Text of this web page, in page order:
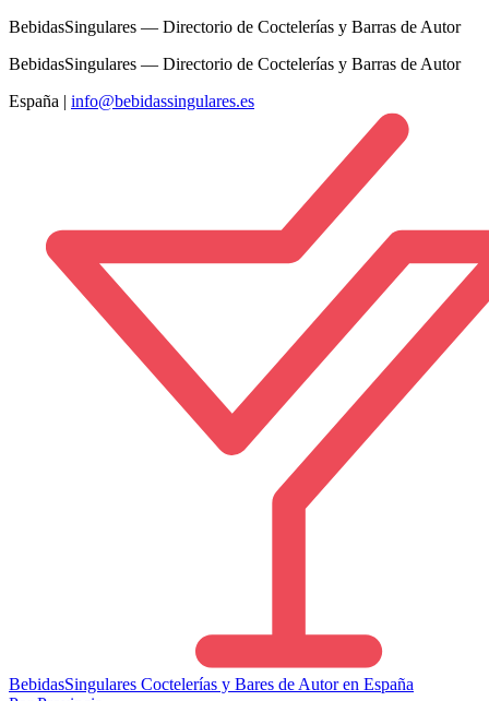
BebidasSingulares — Directorio de Coctelerías y Barras de Autor
BebidasSingulares — Directorio de Coctelerías y Barras de Autor
España | info@bebidassingulares.es
BebidasSingulares Coctelerías y Bares de Autor en España